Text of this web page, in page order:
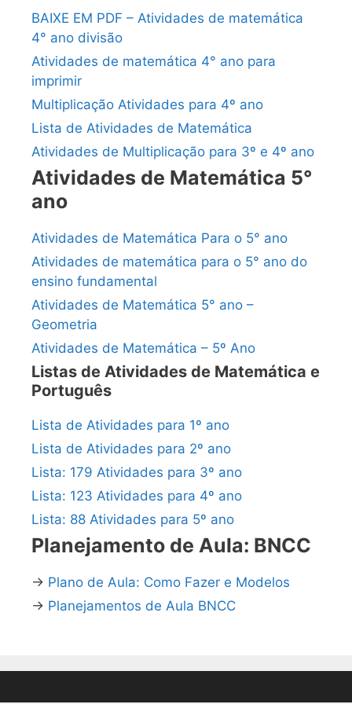
BAIXE EM PDF – Atividades de matemática
4° ano divisão
Atividades de matemática 4° ano para
imprimir
Multiplicação Atividades para 4º ano
Lista de Atividades de Matemática
Atividades de Multiplicação para 3º e 4º ano
Atividades de Matemática 5°
ano
Atividades de Matemática Para o 5° ano
Atividades de matemática para o 5° ano do
ensino fundamental
Atividades de Matemática 5° ano –
Geometria
Atividades de Matemática – 5º Ano
Listas de Atividades de Matemática e
Português
Lista de Atividades para 1º ano
Lista de Atividades para 2º ano
Lista: 179 Atividades para 3º ano
Lista: 123 Atividades para 4º ano
Lista: 88 Atividades para 5º ano
Planejamento de Aula: BNCC
→ Plano de Aula: Como Fazer e Modelos
→ Planejamentos de Aula BNCC